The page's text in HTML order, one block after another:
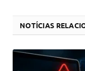
NOTÍCIAS